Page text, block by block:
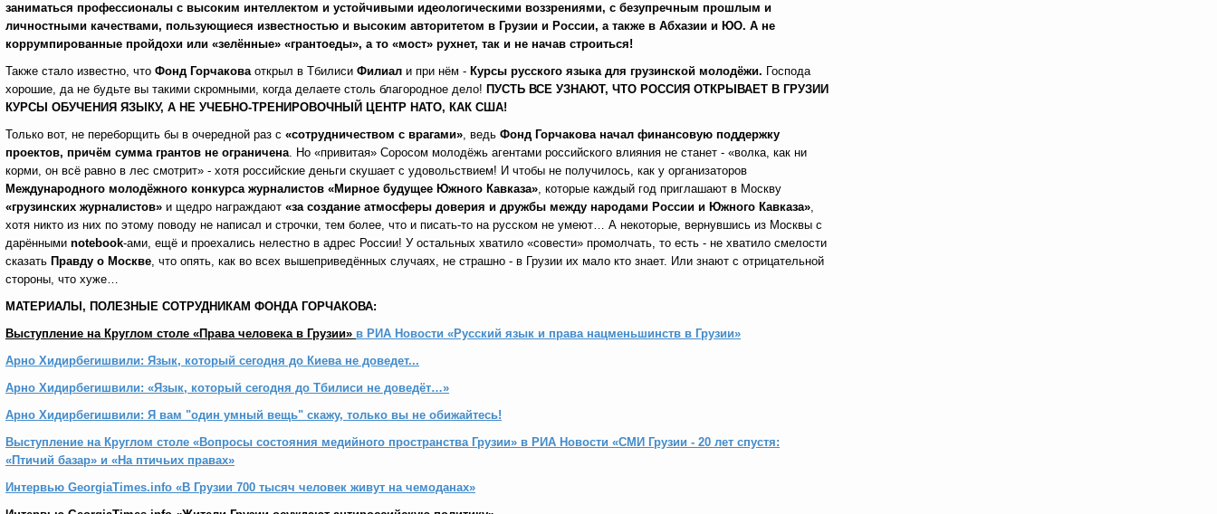
заниматься профессионалы с высоким интеллектом и устойчивыми идеологическими воззрениями, с безупречным прошлым и
личностными качествами, пользующиеся известностью и высоким авторитетом в Грузии и России, а также в Абхазии и ЮО. А не
коррумпированные пройдохи или «зелённые» «грантоеды», а то «мост» рухнет, так и не начав строиться!
Также стало известно, что Фонд Горчаковаоткрыл в Тбилиси Филиал и при нём - Курсы русского языка для грузинской молодёжи. Господа
хорошие, да не будьте вы такими скромными, когда делаете столь благородное дело! ПУСТЬ ВСЕ УЗНАЮТ, ЧТО РОССИЯ ОТКРЫВАЕТ В ГРУЗИИ
КУРСЫ ОБУЧЕНИЯ ЯЗЫКУ, А НЕ УЧЕБНО-ТРЕНИРОВОЧНЫЙ ЦЕНТР НАТО, КАК США!
Только вот, не переборщить бы в очередной раз с «сотрудничеством с врагами», ведь Фонд Горчакова начал финансовую поддержку
проектов, причём сумма грантов не ограничена. Но «привитая» Соросом молодёжь агентами российского влияния не станет - «волка, как ни
корми, он всё равно в лес смотрит» - хотя российские деньги скушает с удовольствием! И чтобы не получилось, как у организаторов
Международного молодёжного конкурса журналистов «Мирное будущее Южного Кавказа», которые каждый год приглашают в Москву
«грузинских журналистов» и щедро награждают «за создание атмосферы доверия и дружбы между народами России и Южного Кавказа»,
хотя никто из них по этому поводу не написал и строчки, тем более, что и писать-то на русском не умеют… А некоторые, вернувшись из Москвы с
дарёнными notebook-ами, ещё и проехались нелестно в адрес России! У остальных хватило «совести» промолчать, то есть - не хватило смелости
сказать Правду о Москве, что опять, как во всех вышеприведённых случаях, не страшно - в Грузии их мало кто знает. Или знают с отрицательной
стороны, что хуже…
МАТЕРИАЛЫ, ПОЛЕЗНЫЕ СОТРУДНИКАМ ФОНДА ГОРЧАКОВА:
Выступление на Круглом столе «Права человека в Грузии» в РИА Новости «Русский язык и права нацменьшинств в Грузии»
Арно Хидирбегишвили: Язык, который сегодня до Киева не доведет...
Арно Хидирбегишвили: «Язык, который сегодня до Тбилиси не доведёт…»
Арно Хидирбегишвили: Я вам "один умный вещь" скажу, только вы не обижайтесь!
Выступление на Круглом столе «Вопросы состояния медийного пространства Грузии» в РИА Новости «СМИ Грузии - 20 лет спустя:
«Птичий базар» и «На птичьих правах»
Интервью GeorgiaTimes.info «В Грузии 700 тысяч человек живут на чемоданах»